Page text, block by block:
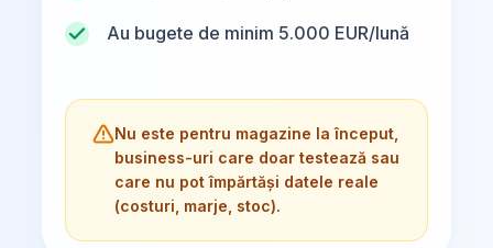
Au bugete de minim 5.000 EUR/lună
Nu este pentru magazine la început,
business-uri care doar testează sau
care nu pot împărtăși datele reale
(costuri, marje, stoc).